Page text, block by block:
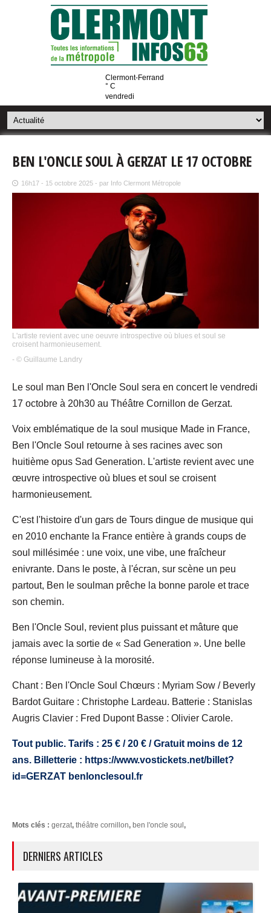
Clermont-Ferrand
° C
vendredi
BEN L'ONCLE SOUL À GERZAT LE 17 OCTOBRE
16h17 - 15 octobre 2025 - par Info Clermont Métropole
L'artiste revient avec une oeuvre introspective où blues et soul se
croisent harmonieusement.
- © Guillaume Landry
Le soul man Ben l'Oncle Soul sera en concert le vendredi
17 octobre à 20h30 au Théâtre Cornillon de Gerzat.
Voix emblématique de la soul musique Made in France,
Ben l'Oncle Soul retourne à ses racines avec son
huitième opus Sad Generation. L'artiste revient avec une
œuvre introspective où blues et soul se croisent
harmonieusement.
C'est l'histoire d'un gars de Tours dingue de musique qui
en 2010 enchante la France entière à grands coups de
soul millésimée : une voix, une vibe, une fraîcheur
enivrante. Dans le poste, à l'écran, sur scène un peu
partout, Ben le soulman prêche la bonne parole et trace
son chemin.
Ben l'Oncle Soul, revient plus puissant et mâture que
jamais avec la sortie de « Sad Generation ». Une belle
réponse lumineuse à la morosité.
Chant : Ben l'Oncle Soul Chœurs : Myriam Sow / Beverly
Bardot Guitare : Christophe Lardeau. Batterie : Stanislas
Augris Clavier : Fred Dupont Basse : Olivier Carole.
Tout public. Tarifs : 25 € / 20 € / Gratuit moins de 12
ans. Billetterie : https://www.vostickets.net/billet?
id=GERZAT benlonclesoul.fr
Mots clés : gerzat, théâtre cornillon, ben l'oncle soul,
DERNIERS ARTICLES